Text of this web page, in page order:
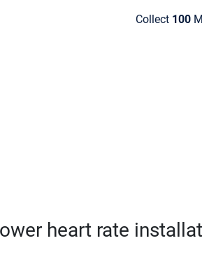
Collect 100
heart rate